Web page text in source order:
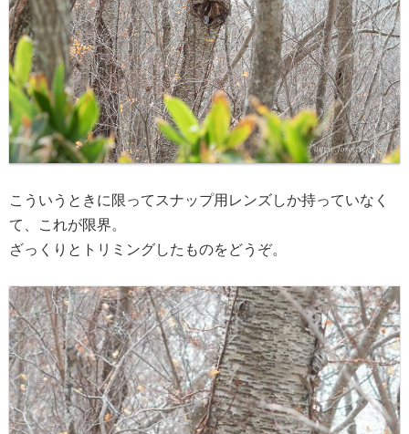
こういうときに限ってスナップ用レンズしか持っていなく
て、これが限界。
ざっくりとトリミングしたものをどうぞ。